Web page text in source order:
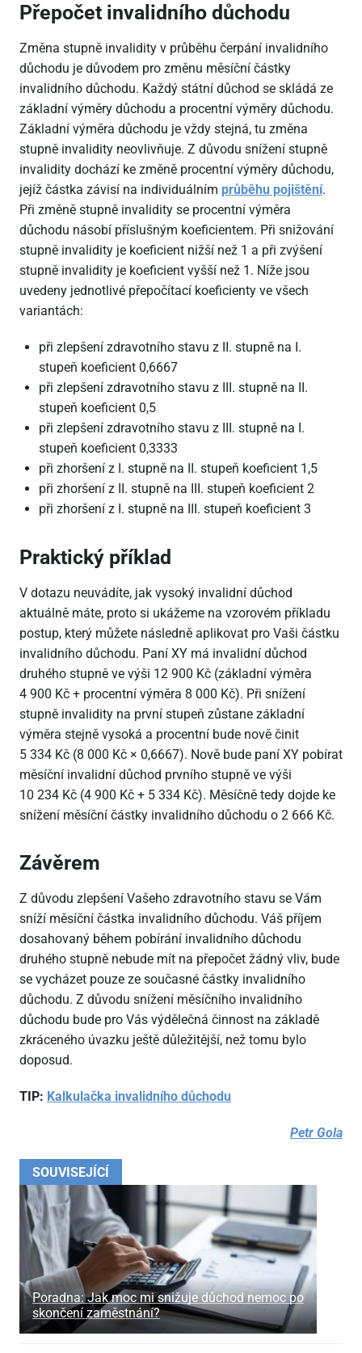
SOUVISEJÍCÍ
Poradna: Jak moc mi snižuje důchod nemoc po
skončení zaměstnání?
Přepočet invalidního důchodu
Změna stupně invalidity v průběhu čerpání invalidního
důchodu je důvodem pro změnu měsíční částky
invalidního důchodu. Každý státní důchod se skládá ze
základní výměry důchodu a procentní výměry důchodu.
Základní výměra důchodu je vždy stejná, tu změna
stupně invalidity neovlivňuje. Z důvodu snížení stupně
invalidity dochází ke změně procentní výměry důchodu,
jejíž částka závisí na individuálním průběhu pojištění.
Při změně stupně invalidity se procentní výměra
důchodu násobí příslušným koeficientem. Při snižování
stupně invalidity je koeficient nižší než 1 a při zvýšení
stupně invalidity je koeficient vyšší než 1. Níže jsou
uvedeny jednotlivé přepočítací koeficienty ve všech
variantách:
při zlepšení zdravotního stavu z II. stupně na I.
stupeň koeficient 0,6667
při zlepšení zdravotního stavu z III. stupně na II.
stupeň koeficient 0,5
při zlepšení zdravotního stavu z III. stupně na I.
stupeň koeficient 0,3333
při zhoršení z I. stupně na II. stupeň koeficient 1,5
při zhoršení z II. stupně na III. stupeň koeficient 2
při zhoršení z I. stupně na III. stupeň koeficient 3
Praktický příklad
V dotazu neuvádíte, jak vysoký invalidní důchod
aktuálně máte, proto si ukážeme na vzorovém příkladu
postup, který můžete následně aplikovat pro Vaši částku
invalidního důchodu. Paní XY má invalidní důchod
druhého stupně ve výši 12 900 Kč (základní výměra
4 900 Kč + procentní výměra 8 000 Kč). Při snížení
stupně invalidity na první stupeň zůstane základní
výměra stejně vysoká a procentní bude nově činit
5 334 Kč (8 000 Kč × 0,6667). Nově bude paní XY pobírat
měsíční invalidní důchod prvního stupně ve výši
10 234 Kč (4 900 Kč + 5 334 Kč). Měsíčně tedy dojde ke
snížení měsíční částky invalidního důchodu o 2 666 Kč.
Závěrem
Z důvodu zlepšení Vašeho zdravotního stavu se Vám
sníží měsíční částka invalidního důchodu. Váš příjem
dosahovaný během pobírání invalidního důchodu
druhého stupně nebude mít na přepočet žádný vliv, bude
se vycházet pouze ze současné částky invalidního
důchodu. Z důvodu snížení měsíčního invalidního
důchodu bude pro Vás výdělečná činnost na základě
zkráceného úvazku ještě důležitější, než tomu bylo
doposud.
TIP: Kalkulačka invalidního důchodu
Petr Gola